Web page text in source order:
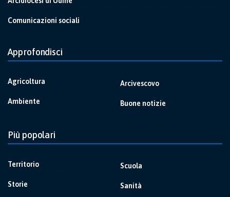
Comunicazioni sociali
Approfondisci
Agricoltura
Ambiente
Arcivescovo
Buone notizie
Più popolari
Territorio
Storie
Scuola
Sanità